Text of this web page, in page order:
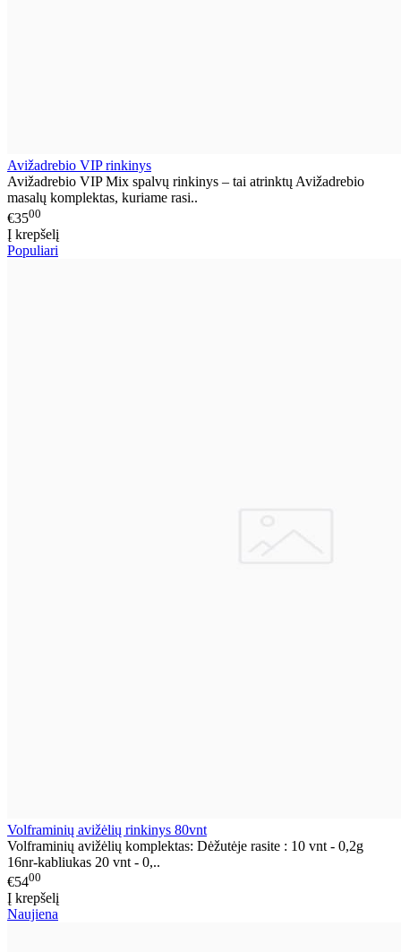
Avižadrebio VIP rinkinys
Avižadrebio VIP Mix spalvų rinkinys – tai atrinktų Avižadrebio
masalų komplektas, kuriame rasi..
€3500
Į krepšelį
Populiari
Volframinių avižėlių rinkinys 80vnt
Volframinių avižėlių komplektas: Dėžutėje rasite : 10 vnt - 0,2g
16nr-kabliukas 20 vnt - 0,..
€5400
Į krepšelį
Naujiena